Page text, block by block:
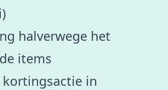
halverwege het
items
kortingsactie in